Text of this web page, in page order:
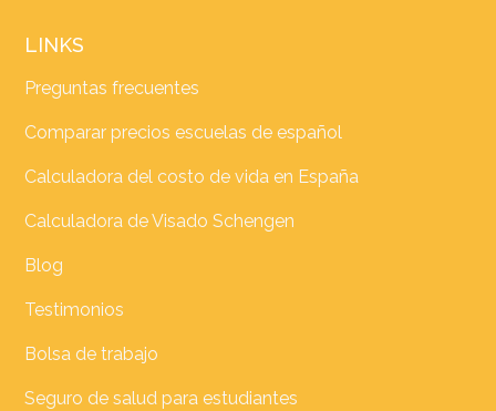
LINKS
Preguntas frecuentes
Comparar precios escuelas de español
Calculadora del costo de vida en España
Calculadora de Visado Schengen
Blog
Testimonios
Bolsa de trabajo
Seguro de salud para estudiantes